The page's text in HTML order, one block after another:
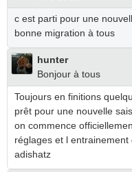
c est parti pour une
bonne migration à tous
hunter
Bonjour à tous
Toujours en finitions
prêt pour une nouvelle
on commence
réglages et l entrainement
adishatz